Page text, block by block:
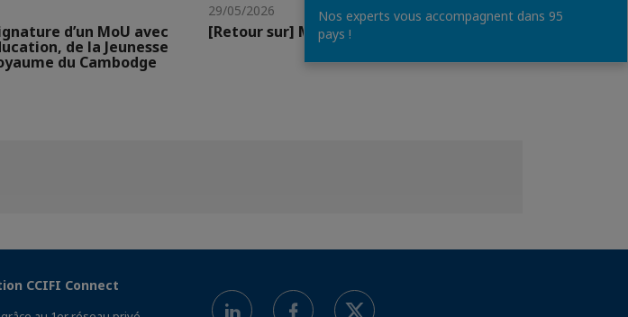
d’un MoU avec
de la Jeunesse
du Cambodge
29/05/2026
[Retour sur] Meet the CEO
CCIFI Connect
Nos experts vous accompagnent dans 95
pays !